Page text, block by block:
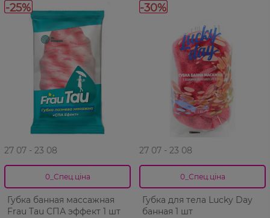
-25%
27 07 - 23 08
0_Спец.ціна
Губка банная массажная
Frau Tau СПА эффект 1 шт
-30%
27 07 - 23 08
0_Спец.ціна
Губка для тела Lucky Day
банная 1 шт